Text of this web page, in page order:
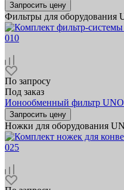
Запросить цену
Фильтры для оборудования
По запросу
Под заказ
Ионообменный фильтр
Запросить цену
Ножки для оборудования